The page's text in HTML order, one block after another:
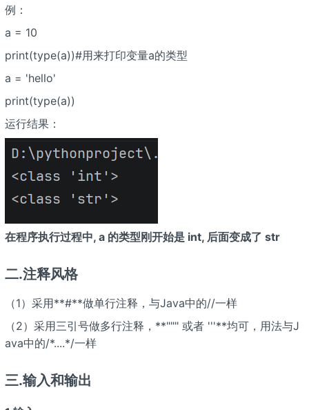
例：
a = 10
print(type(a))#用来打印变量a的类型
a = 'hello'
print(type(a))
运行结果：
在程序执行过程中, a 的类型刚开始是 int, 后面变成了 str
二.注释风格
（1）采用**#**做单行注释，与Java中的//一样
（2）采用三引号做多行注释，**""" 或者 '''**均可，用法与J
ava中的/*....*/一样
三.输入和输出